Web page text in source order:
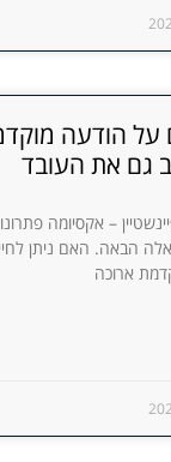
על הודעה
הבאה. האם ניתן
ארוכה